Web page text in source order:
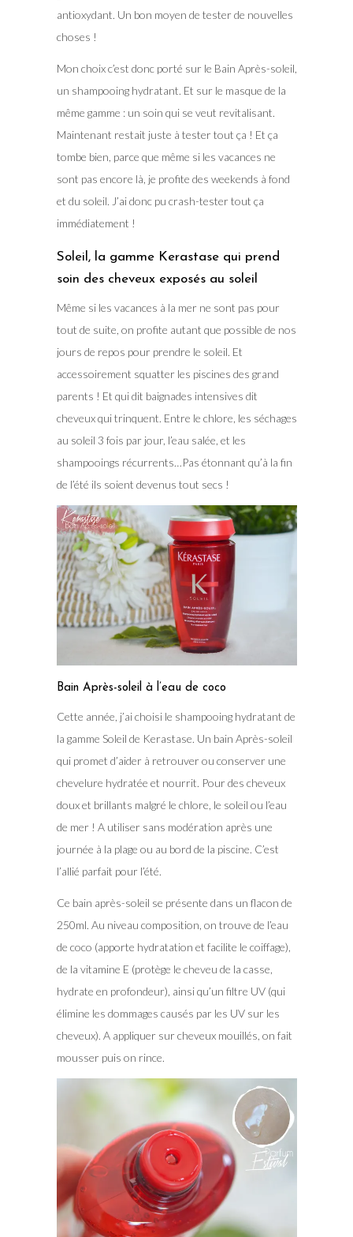
antioxydant. Un bon moyen de tester de nouvelles
choses !
Mon choix c’est donc porté sur le Bain Après-soleil,
un shampooing hydratant. Et sur le masque de la
même gamme : un soin qui se veut revitalisant.
Maintenant restait juste à tester tout ça ! Et ça
tombe bien, parce que même si les vacances ne
sont pas encore là, je profite des weekends à fond
et du soleil. J’ai donc pu crash-tester tout ça
immédiatement !
Soleil, la gamme Kerastase qui prend
soin des cheveux exposés au soleil
Même si les vacances à la mer ne sont pas pour
tout de suite, on profite autant que possible de nos
jours de repos pour prendre le soleil. Et
accessoirement squatter les piscines des grand
parents ! Et qui dit baignades intensives dit
cheveux qui trinquent. Entre le chlore, les séchages
au soleil 3 fois par jour, l’eau salée, et les
shampooings récurrents…Pas étonnant qu’à la fin
de l’été ils soient devenus tout secs !
Bain Après-soleil à l’eau de coco
Cette année, j’ai choisi le shampooing hydratant de
la gamme Soleil de Kerastase. Un bain Après-soleil
qui promet d’aider à retrouver ou conserver une
chevelure hydratée et nourrit. Pour des cheveux
doux et brillants malgré le chlore, le soleil ou l’eau
de mer ! A utiliser sans modération après une
journée à la plage ou au bord de la piscine. C’est
l’allié parfait pour l’été.
Ce bain après-soleil se présente dans un flacon de
250ml. Au niveau composition, on trouve de l’eau
de coco (apporte hydratation et facilite le coiffage),
de la vitamine E (protège le cheveu de la casse,
hydrate en profondeur), ainsi qu’un filtre UV (qui
élimine les dommages causés par les UV sur les
cheveux). A appliquer sur cheveux mouillés, on fait
mousser puis on rince.